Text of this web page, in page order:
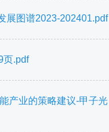
展图谱2023-202401.pdf
页.pdf
产业的策略建议-甲子光